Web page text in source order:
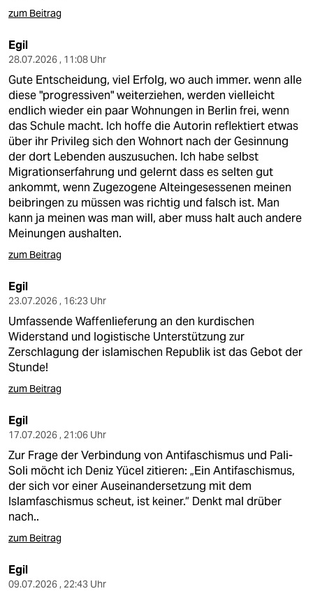
zum Beitrag
Egil
28.07.2026 , 11:08 Uhr
Gute Entscheidung, viel Erfolg, wo auch immer. wenn alle
diese "progressiven" weiterziehen, werden vielleicht
endlich wieder ein paar Wohnungen in Berlin frei, wenn
das Schule macht. Ich hoffe die Autorin reflektiert etwas
über ihr Privileg sich den Wohnort nach der Gesinnung
der dort Lebenden auszusuchen. Ich habe selbst
Migrationserfahrung und gelernt dass es selten gut
ankommt, wenn Zugezogene Alteingesessenen meinen
beibringen zu müssen was richtig und falsch ist. Man
kann ja meinen was man will, aber muss halt auch andere
Meinungen aushalten.
zum Beitrag
Egil
23.07.2026 , 16:23 Uhr
Umfassende Waffenlieferung an den kurdischen
Widerstand und logistische Unterstützung zur
Zerschlagung der islamischen Republik ist das Gebot der
Stunde!
zum Beitrag
Egil
17.07.2026 , 21:06 Uhr
Zur Frage der Verbindung von Antifaschismus und Pali-
Soli möcht ich Deniz Yücel zitieren: „Ein Antifaschismus,
der sich vor einer Auseinandersetzung mit dem
Islamfaschismus scheut, ist keiner.“ Denkt mal drüber
nach..
zum Beitrag
Egil
09.07.2026 , 22:43 Uhr